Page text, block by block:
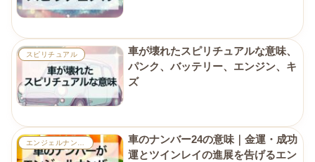
スピリチュアル
車が壊れたスピリチュアルな意味、
パンク、バッテリー、エンジン、キ
ズ
車のナンバー24の意味｜金運・成功
運とツインレイの進展を告げるエン